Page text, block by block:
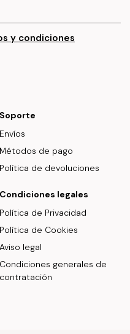
y condiciones
Soporte
Envíos
Métodos de pago
Política de devoluciones
Condiciones legales
Política de Privacidad
Política de Cookies
Aviso legal
Condiciones generales de
contratación